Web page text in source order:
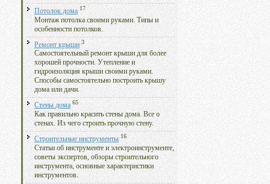
Потолок дома 17
Монтаж потолка своими руками. Типы и
особенности потолков.
Ремонт крыши 3
Самостоятельный ремонт крыши для более
хорошей прочности. Утепление и
гидроизоляция крыши своими руками.
Способы самостоятельно построить крышу
дома или дачи.
Стены дома 65
Как правильно красить стены дома. Все о
стенах. Из чего строить прочную стену.
Строительные инструменты 16
Статьи об инструменте и электроинструменте,
советы экспертов, обзоры строительного
инструмента, основные характеристики
инструментов.